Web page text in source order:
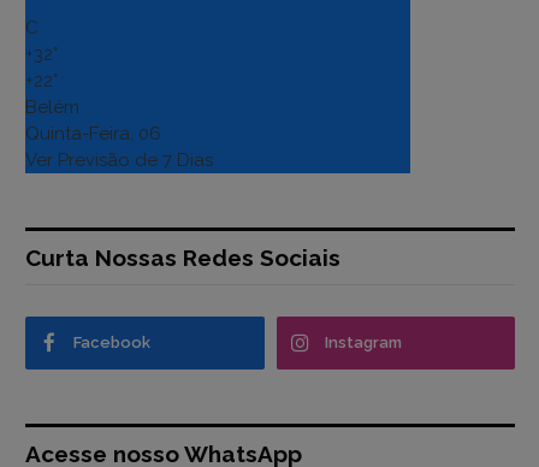
C
+32°
+22°
Belém
Quinta-Feira, 06
Ver Previsão de 7 Dias
Curta Nossas Redes Sociais
Facebook Instagram
Acesse nosso WhatsApp